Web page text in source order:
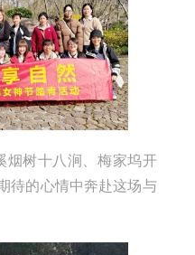
烟树十八涧、梅家坞开
待的心情中奔赴这场与